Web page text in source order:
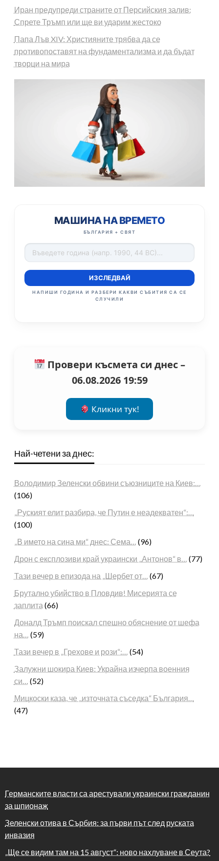
Иран предупреди страните от Персийския залив:
Спрете Тръмп или ще ви ударим жестоко
Папа Лъв XIV: Християните трябва да се
противопоставят на фундаментализма и да бъдат
творци на мира
МАШИНА НА ВРЕМЕТО
БЪЛГАРИЯ + СВЯТ
ИЗСЛЕДВАЙ
НАПИШИ ГОДИНА И РАЗБЕРИ КАКВИ СЪБИТИЯ СА СЕ
СЛУЧИЛИ
Провери късмета си днес –
06.08.2026 19:59
Кликни тук!
Най-четени за днес:
Володимир Зеленски обвини съюзниците на Киев:…
(106)
„Руският елит разбира, че Путин е неадекватен“:…
(100)
„В името на сина ми“ днес: Сема… (96)
Дрон с експлозиви край украински „Антонов“ в… (77)
Тази вечер в епизода на „Шербет от… (67)
Брутално убийство в Пловдив! Мисерията се
заплита (66)
Доналд Тръмп поискал спешно обяснение от шефа
на… (59)
Тази вечер в „Грехове и рози“:… (54)
Залужни шокира Киев: Украйна изчерпа военния
си… (52)
Мицкоски каза, че „източната съседка“ България…
(47)
Германските власти са арестували украински гражданин
за шпионаж
Зеленски отива в Сърбия: за първи път след руската
инвазия
„Ще се видим там на 15 август“: ново нахлуване в Сеута?